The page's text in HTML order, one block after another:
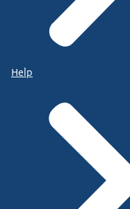
Help